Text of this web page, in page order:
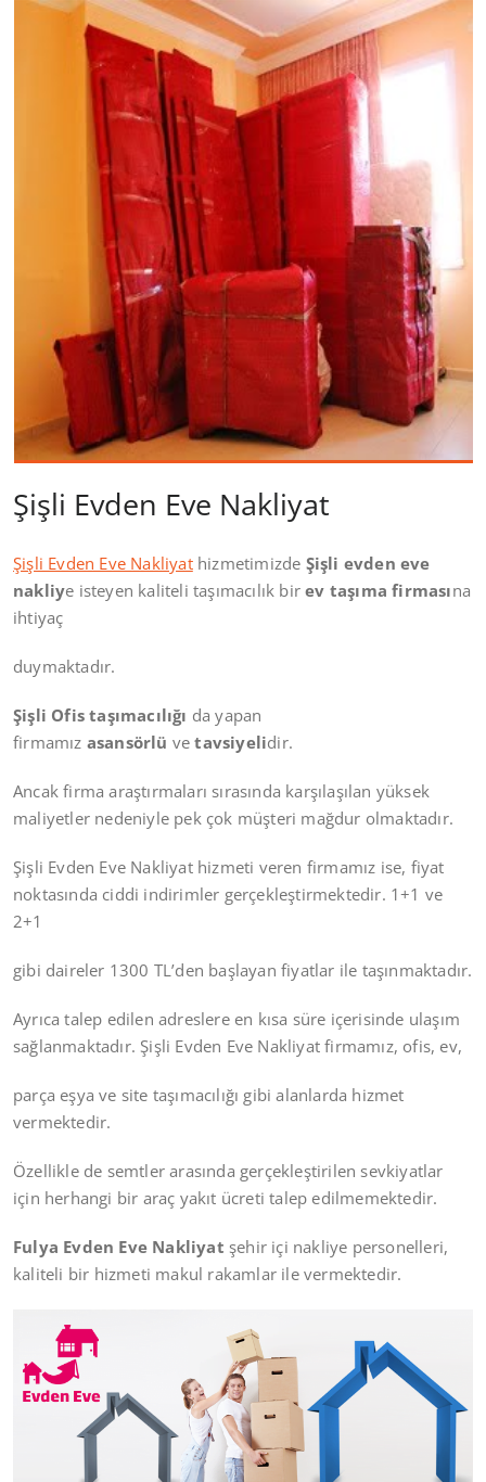
Şişli Evden Eve Nakliyat
Şişli Evden Eve Nakliyathizmetimizde Şişli evden eve
nakliye isteyen kaliteli taşımacılık birev taşıma firmasına
ihtiyaç
duymaktadır.
Şişli Ofis taşımacılığı da yapan
firmamız asansörlü vetavsiyelidir.
Ancak firma araştırmaları sırasında karşılaşılan yüksek
maliyetler nedeniyle pek çok müşteri mağdur olmaktadır.
Şişli Evden Eve Nakliyat hizmeti veren firmamız ise, fiyat
noktasında ciddi indirimler gerçekleştirmektedir. 1+1 ve
2+1
gibi daireler 1300 TL’den başlayan fiyatlar ile taşınmaktadır.
Ayrıca talep edilen adreslere en kısa süre içerisinde ulaşım
sağlanmaktadır. Şişli Evden Eve Nakliyat firmamız, ofis, ev,
parça eşya ve site taşımacılığı gibi alanlarda hizmet
vermektedir.
Özellikle de semtler arasında gerçekleştirilen sevkiyatlar
için herhangi bir araç yakıt ücreti talep edilmemektedir.
Fulya Evden Eve Nakliyat şehir içi nakliye personelleri,
kaliteli bir hizmeti makul rakamlar ile vermektedir.